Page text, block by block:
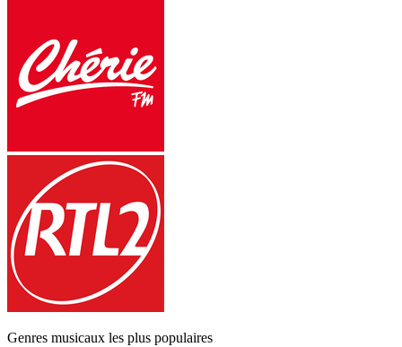
Genres musicaux les plus populaires